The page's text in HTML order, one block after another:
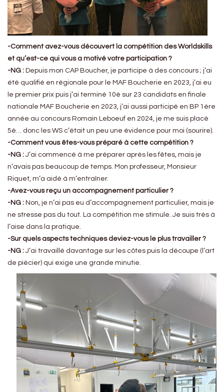
-Comment avez-vous découvert la compétition des Worldskills
et qu’est-ce qui vous a motivé votre participation ?
-NG : Depuis mon CAP Boucher, je participe à des concours ; j’ai
été qualifié en régionale pour le MAF Boucherie en 2023, j’ai eu
le premier prix puis j’ai terminé 10è sur 23 candidats en finale
nationale MAF Boucherie en 2023, j’ai aussi participé en BP 1ére
année au concours Romain Leboeuf en 2024, je me suis placé
5è… donc les WS c’était un peu une évidence pour moi (sourire).
-Comment vous êtes-vous préparé à cette compétition ?
-NG : J’ai commencé à me préparer après les fêtes, mais je
n’avais pas beaucoup de temps. Mon professeur, Monsieur
Riquet, m’a aidé à m’entraîner.
-Avez-vous reçu un accompagnement particulier ?
-NG : Non, je n’ai pas eu d’accompagnement particulier, mais je
ne stresse pas du tout. La compétition me stimule. Je suis très à
l’aise dans la pratique.
-Sur quels aspects techniques deviez-vous le plus travailler ?
-NG : J’ai travaillé davantage sur les côtes puis la découpe (l’art
de piécier) qui exige une grande minutie.